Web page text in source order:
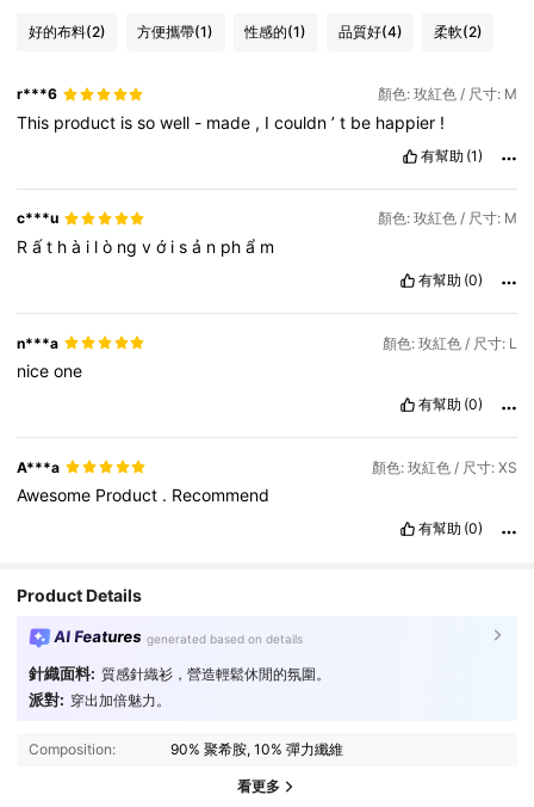
好的布料(2) 方便攜帶(1) 性感的(1) 品質好(4) 柔軟(2)
r***6 顏色: 玫紅色 / 尺寸: M
This product issowell - made , Icouldn’t be happier !
有幫助 (1)
c***u 顏色: 玫紅色 / 尺寸: M
Rất hà i lò ngvớ isả n phẩ m
有幫助 (0)
n***a 顏色: 玫紅色 / 尺寸: L
niceone
有幫助 (0)
A***a 顏色: 玫紅色 / 尺寸: XS
Awesome Product . Recommend
有幫助 (0)
Product Details
AI Features generated based on details
針織面料: 質感針織衫，營造輕鬆休閒的氛圍。
派對: 穿出加倍魅力。
Composition: 90% 聚希胺, 10% 彈力纖維
看更多
4.89 545K 追蹤者